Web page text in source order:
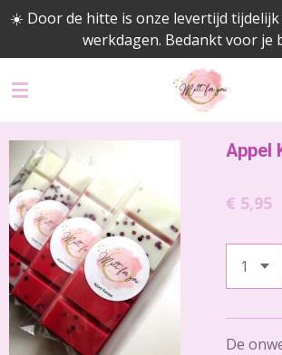
Ga
naar
de
☀️ Door de hitte is onze levertijd tijdelijk
werkdagen. Bedankt voor je
Appel
€ 5,95
De